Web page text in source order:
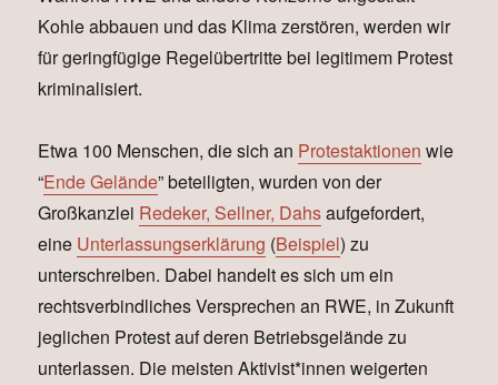
Kohle abbauen und das Klima zerstören, werden wir
für geringfügige Regelübertritte bei legitimem Protest
kriminalisiert.
Etwa 100 Menschen, die sich an Protestaktionen wie
“Ende Gelände” beteiligten, wurden von der
Großkanzlei Redeker, Sellner, Dahsaufgefordert,
eine Unterlassungserklärung (Beispiel) zu
unterschreiben. Dabei handelt es sich um ein
rechtsverbindliches Versprechen an RWE, in Zukunft
jeglichen Protest auf deren Betriebsgelände zu
unterlassen. Die meisten Aktivist*innen weigerten